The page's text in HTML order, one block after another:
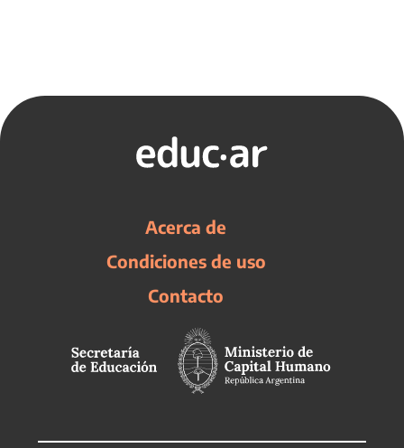
Acerca de
Condiciones de uso
Contacto